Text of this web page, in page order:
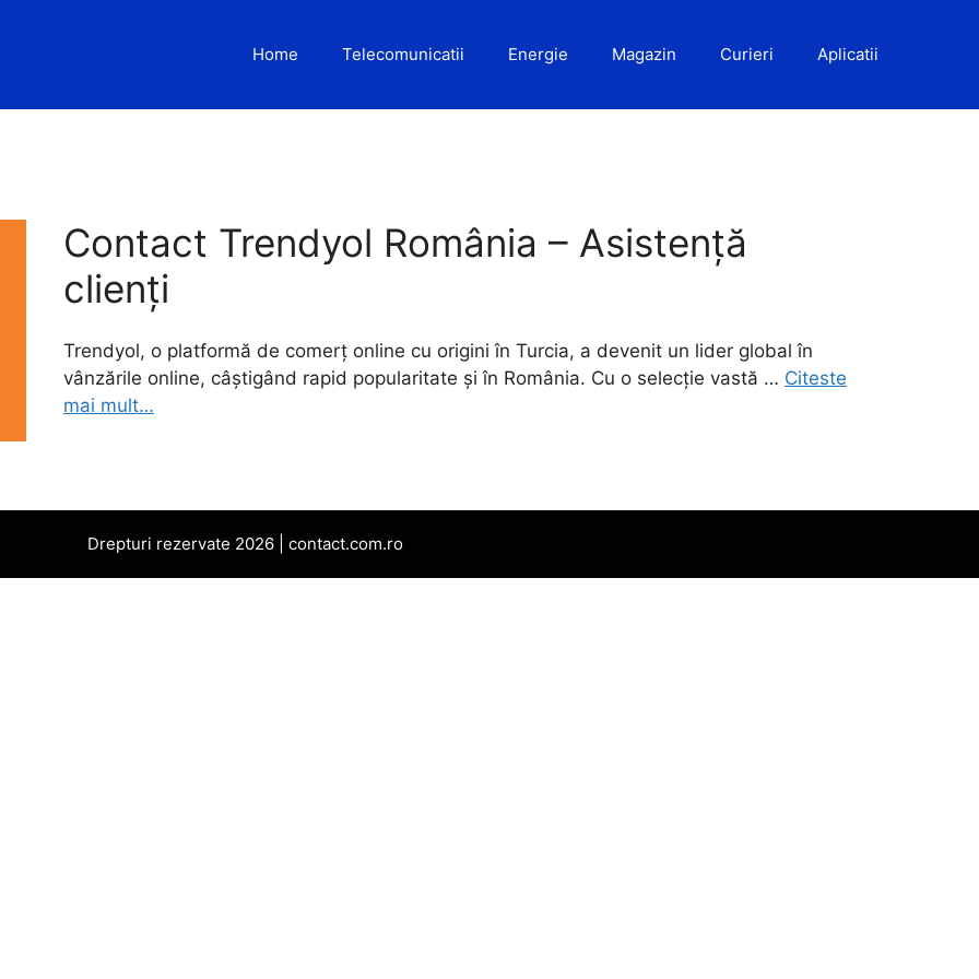
Home Telecomunicatii Energie Magazin Curieri Aplicatii
Contact Trendyol România – Asistență
clienți
Trendyol, o platformă de comerț online cu origini în Turcia, a devenit un lider global în
vânzările online, câștigând rapid popularitate și în România. Cu o selecție vastă … Citeste
mai mult…
Drepturi rezervate 2026 | contact.com.ro